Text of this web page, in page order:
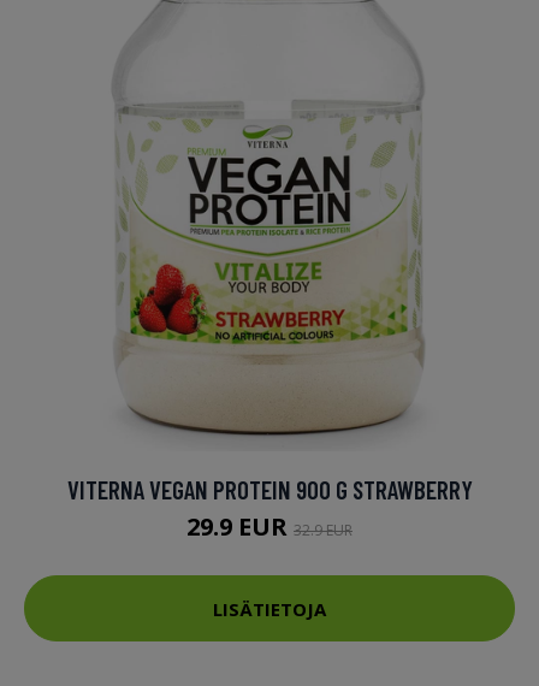
VITERNA VEGAN PROTEIN 900 G STRAWBERRY
29.9 EUR 32.9 EUR
LISÄTIETOJA